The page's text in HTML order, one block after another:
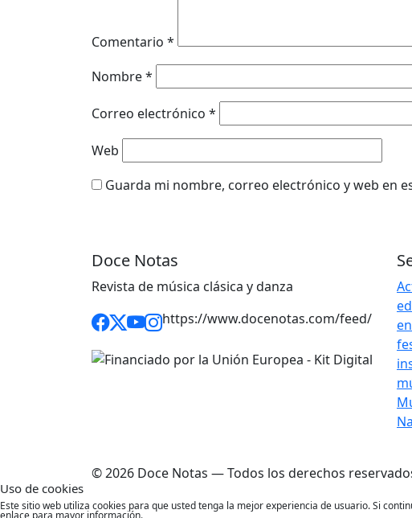
Comentario *
Nombre*
Correo electrónico *
Web
Guarda mi nombre, correo electrónico y web en
Doce Notas
Revista de música clásica y danza
https://www.docenotas.com/feed/
© 2026 Doce Notas — Todos los derechos
Uso de cookies
Este sitio web utiliza cookies para que usted tenga la mejor experiencia de usuario. Si